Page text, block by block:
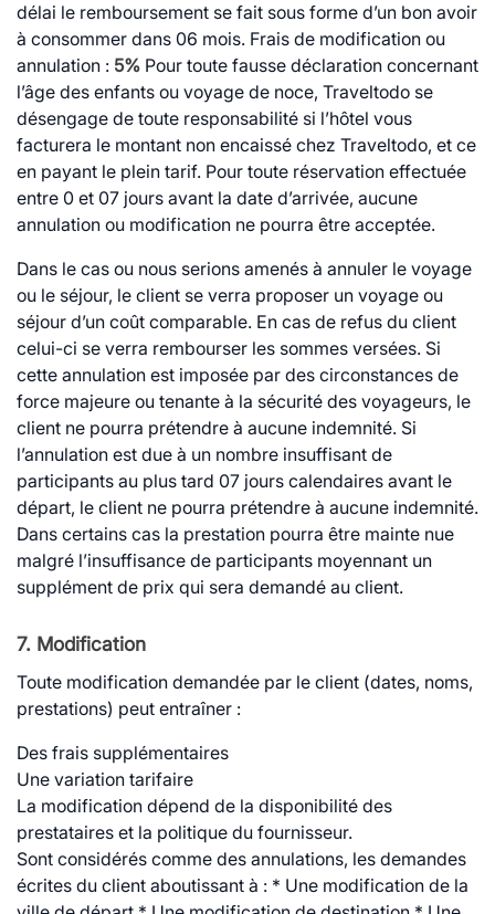
délai le remboursement se fait sous forme d’un bon avoir
à consommer dans 06 mois. Frais de modification ou
annulation : 5% Pour toute fausse déclaration concernant
l’âge des enfants ou voyage de noce, Traveltodo se
désengage de toute responsabilité si l’hôtel vous
facturera le montant non encaissé chez Traveltodo, et ce
en payant le plein tarif. Pour toute réservation effectuée
entre 0 et 07 jours avant la date d’arrivée, aucune
annulation ou modification ne pourra être acceptée.
Dans le cas ou nous serions amenés à annuler le voyage
ou le séjour, le client se verra proposer un voyage ou
séjour d’un coût comparable. En cas de refus du client
celui-ci se verra rembourser les sommes versées. Si
cette annulation est imposée par des circonstances de
force majeure ou tenante à la sécurité des voyageurs, le
client ne pourra prétendre à aucune indemnité. Si
l’annulation est due à un nombre insuffisant de
participants au plus tard 07 jours calendaires avant le
départ, le client ne pourra prétendre à aucune indemnité.
Dans certains cas la prestation pourra être mainte nue
malgré l’insuffisance de participants moyennant un
supplément de prix qui sera demandé au client.
7. Modification
Toute modification demandée par le client (dates, noms,
prestations) peut entraîner :
Des frais supplémentaires
Une variation tarifaire
La modification dépend de la disponibilité des
prestataires et la politique du fournisseur.
Sont considérés comme des annulations, les demandes
écrites du client aboutissant à : * Une modification de la